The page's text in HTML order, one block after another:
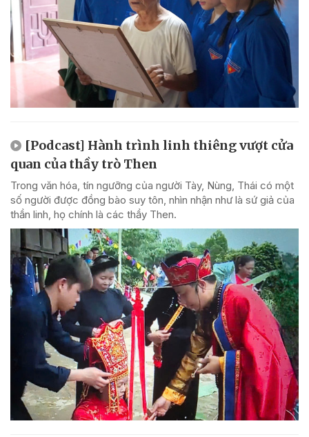
[Podcast] Hành trình linh thiêng vượt cửa
quan của thầy trò Then
Trong văn hóa, tín ngưỡng của người Tày, Nùng, Thái có một
số người được đồng bào suy tôn, nhìn nhận như là sứ giả của
thần linh, họ chính là các thầy Then.